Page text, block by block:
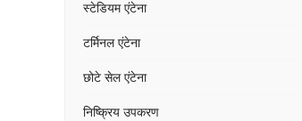
स्टेडियम एंटेना
टर्मिनल एंटेना
छोटे सेल एंटेना
निष्क्रिय उपकरण